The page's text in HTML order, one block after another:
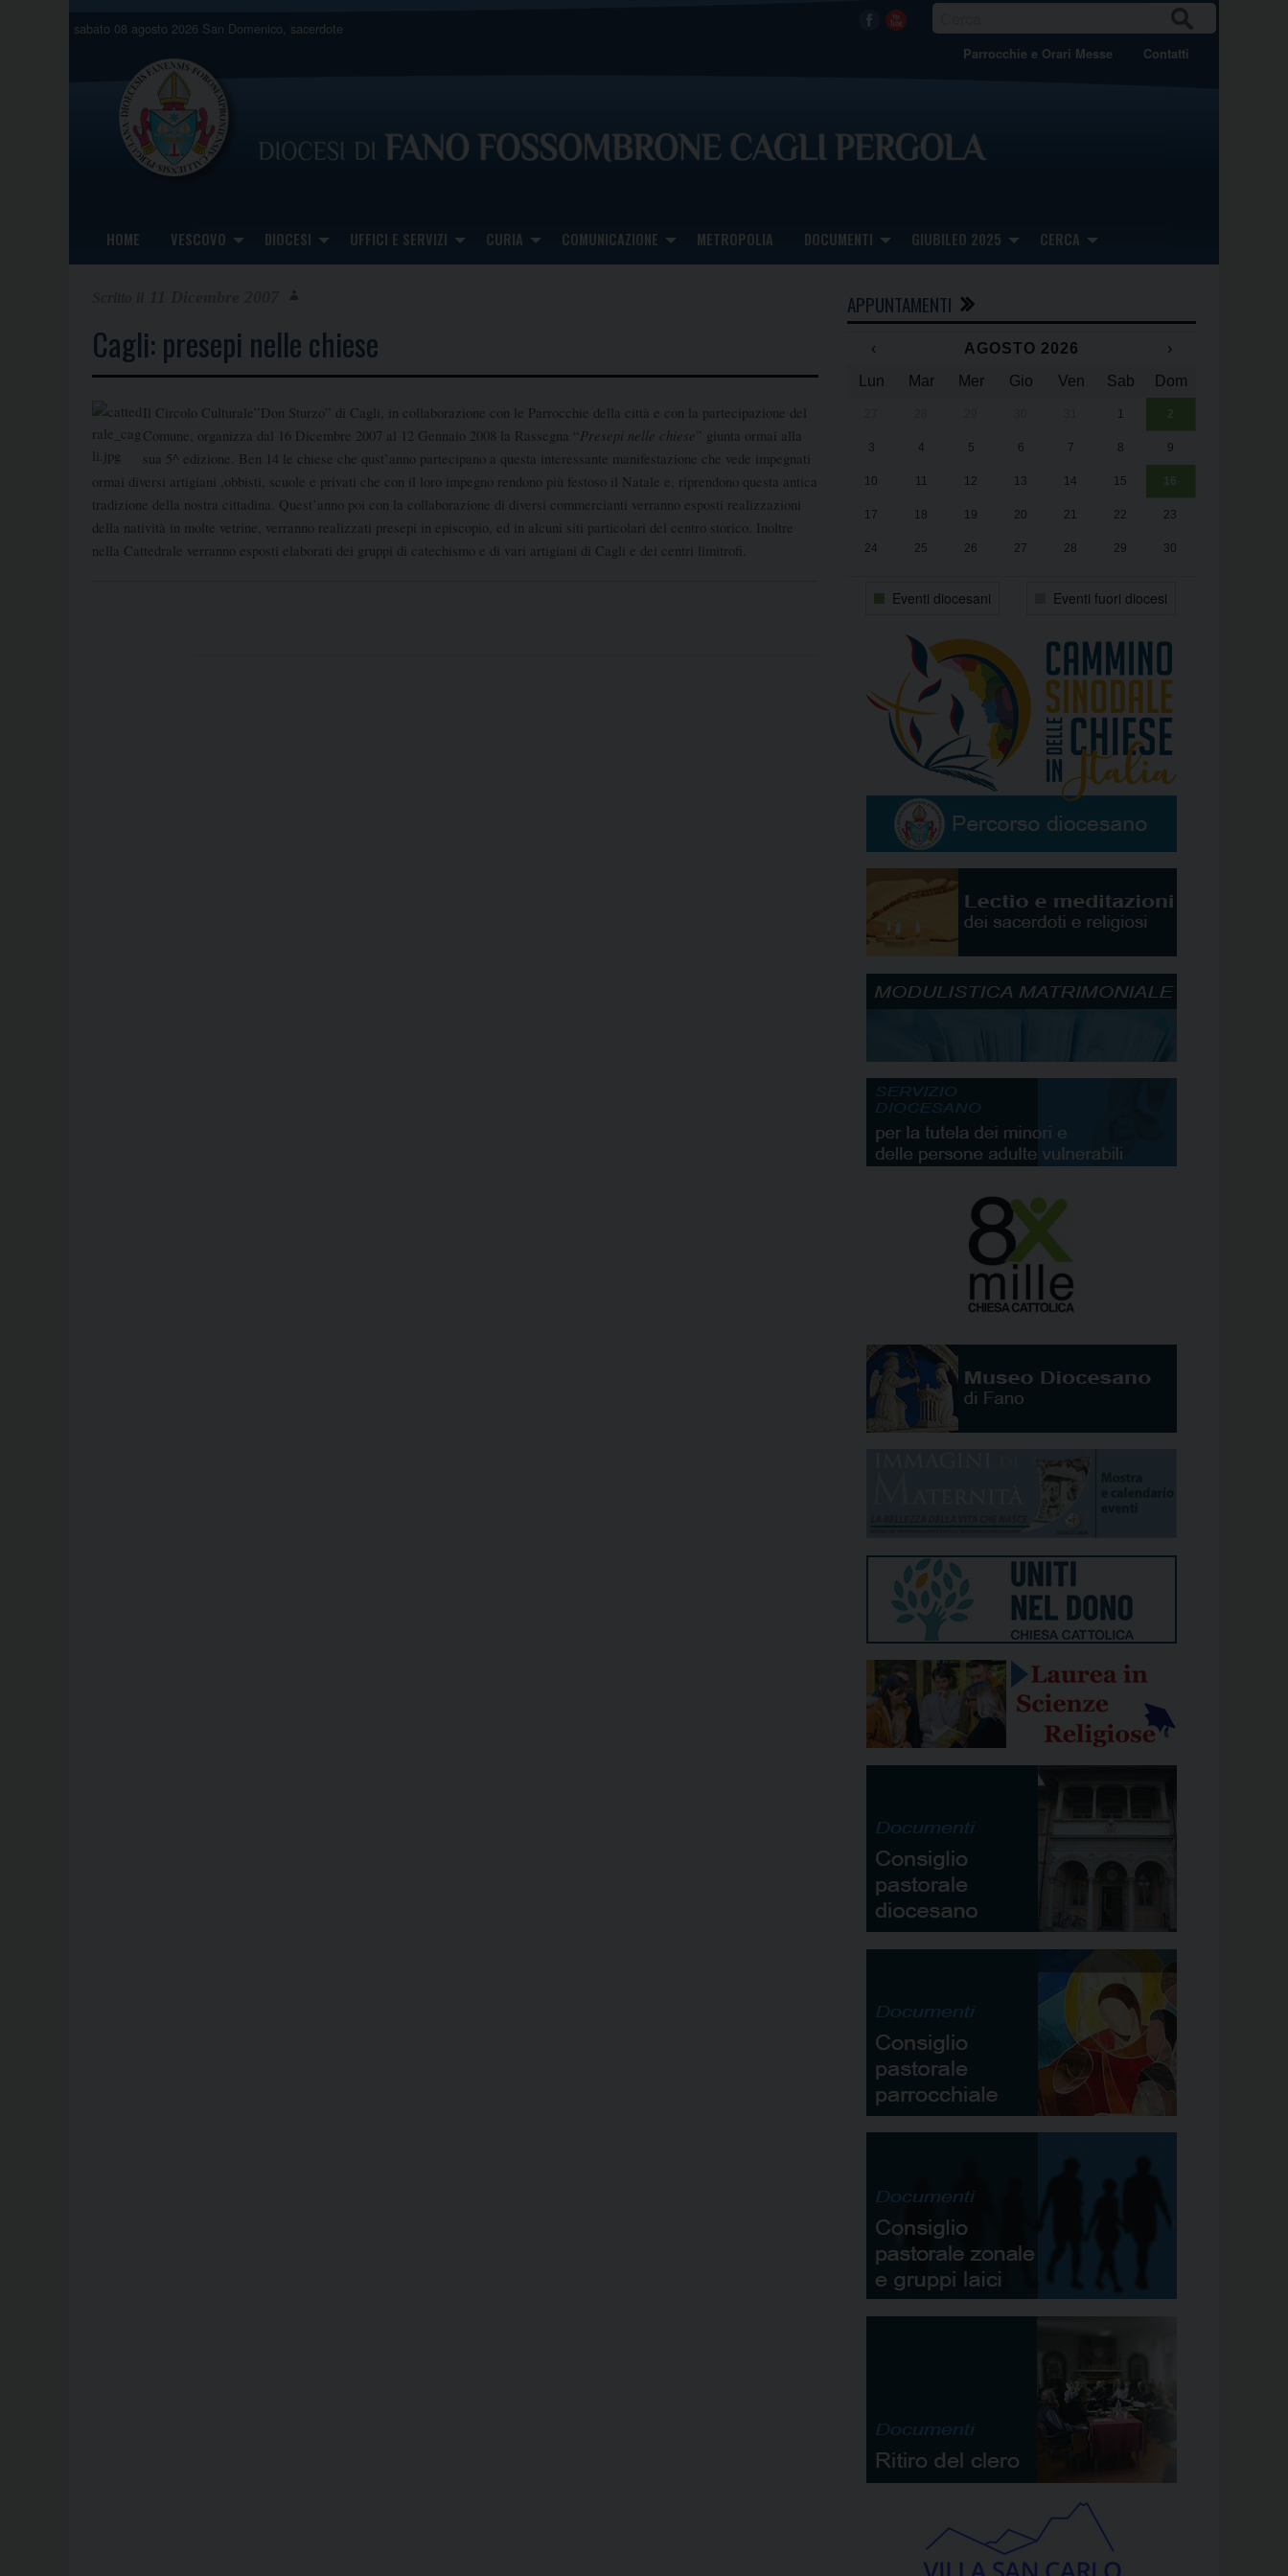
sabato 08 agosto 2026 San Domenico, sacerdote Facebook
Youtube CA
Parrocchie e Orari Messe Contatti
HOME VESCOVO DIOCESI UFFICI E SERVIZI CURIA COMUNICAZIONE METROPOLIA DOCUMENTI GIUBILEO 2025 CERCA
Cagli: presepi nelle chiese
Il Circolo Culturale”Don Sturzo” di Cagli, in collaborazione con le Parrocchie della città e con la partecipazione del
Comune, organizza dal 16 Dicembre 2007 al 12 Gennaio 2008 la Rassegna “Presepi nelle chiese” giunta ormai alla
sua 5^ edizione.
Ben 14 le chiese che qust’anno partecipano a questa interessante manifestazione che vede impegnati
ormai diversi artigiani ,obbisti, scuole e privati che con il loro impegno rendono più festoso il Natale e, riprendono questa antica
tradizione della nostra cittadina. Quest’anno poi con la collaborazione di diversi commercianti verranno esposti realizzazioni
della natività in molte vetrine, verranno realizzati presepi in episcopio, ed in alcuni siti particolari del centro storico. Inoltre
nella Cattedrale verranno esposti elaborati dei gruppi di catechismo e di vari artigiani di Cagli e dei centri limitrofi.
APPUNTAMENTI
‹ AGOSTO 2026
›
Lun
Mar Mer Gio Ven Sab Dom
1 2
3 4 5 6 7 8 9
10 11 12 13 14 15 16
17 18 19 20 21 22 23
24 25 26 27 28 29 30
Eventi diocesani Eventi fuori diocesi